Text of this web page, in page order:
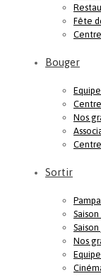
Fête
Bouger
Nos
Sortir
Nos